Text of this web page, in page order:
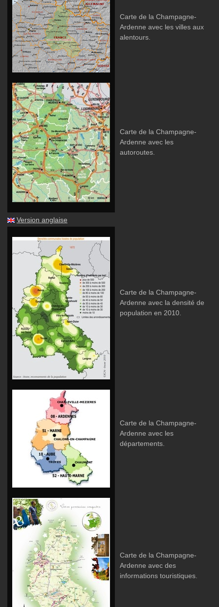
Carte de la Champagne-
Ardenne avec les villes aux
alentours.
Carte de la Champagne-
Ardenne avec les
autoroutes.
Version anglaise
Carte de la Champagne-
Ardenne avec la densité de
population en 2010.
Carte de la Champagne-
Ardenne avec les
départements.
Carte de la Champagne-
Ardenne avec des
informations touristiques.